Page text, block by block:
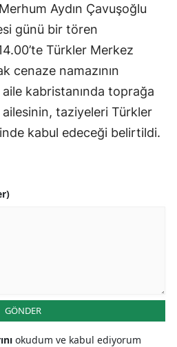
Aydın Çavuşoğlu
günü bir tören
Türkler Merkez
cenaze namazının
kabristanında toprağa
taziyeleri Türkler
kabul edeceği belirtildi.
GÖNDER
okudum ve kabul ediyorum